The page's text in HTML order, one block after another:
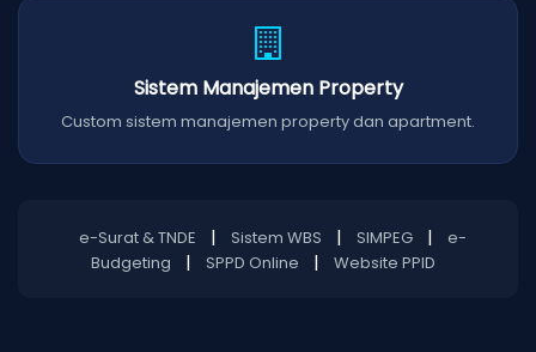
Sistem Manajemen Property
Custom sistem manajemen property dan apartment.
e-Surat & TNDE | Sistem WBS | SIMPEG |
e-
Budgeting
| SPPD Online | Website PPID